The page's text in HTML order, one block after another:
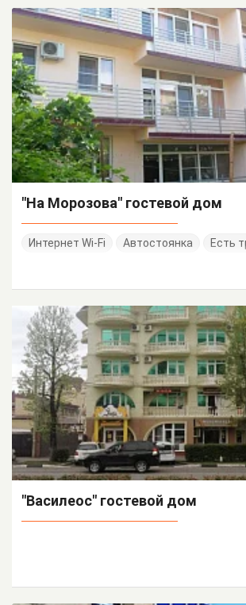
"На Морозова" гостевой дом
Интернет Wi-Fi Автостоянка Есть
"Василеос" гостевой дом